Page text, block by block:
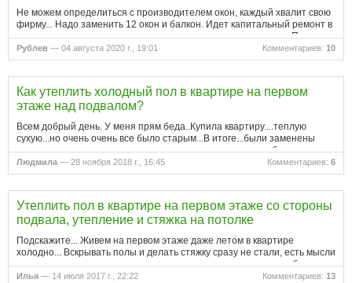
Не можем определиться с производителем окон, каждый хвалит свою
фирму... Надо заменить 12 окон и балкон. Идет капитальный ремонт в
квартире и к окнам не хочется возвращаться через пару лет. Пока
думаем взять Rehau, но их конкурент тоже неплох, даже где-то…
Рублев — 04 августа 2020 г., 19:01 Комментариев: 10
Как утеплить холодный пол в квартире на первом
этаже над подвалом?
Всем добрый день. У меня прям беда..Купила квартиру....теплую
сухую...но очень очень все было старым...В итоге...были заменены
деревянные окна на пластиковые..деревянные лаги...на бетонную
стяжку сверху ламинат...красиво все здорово..пришла осень...и…
Людмила — 28 ноября 2018 г., 16:45 Комментариев: 6
Утеплить пол в квартире на первом этаже со стороны
подвала, утепление и стяжка на потолке
Подскажите... Живем на первом этаже даже летом в квартире
холодно... Вскрывать полы и делать стяжку сразу не стали, есть мысли
сделать стяжку из подвала на потолке или утеплить каким либо
способом, станет ли теплее и возможен ли вообще такой вариант?…
Илья — 14 июля 2017 г., 22:22 Комментариев: 13